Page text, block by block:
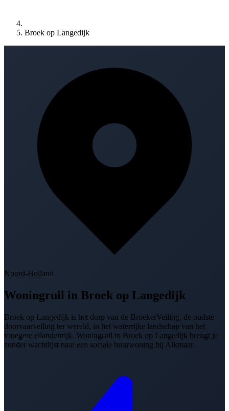
Broek op Langedijk
Noord-Holland
Woningruil in Broek op Langedijk
Broek op Langedijk is het dorp van de BroekerVeiling, de oudste
doorvaarveiling ter wereld, in het waterrijke landschap van het
vroegere eilandenrijk. Woningruil in Broek op Langedijk brengt je
zonder wachtlijst naar een sociale huurwoning bij Alkmaar.